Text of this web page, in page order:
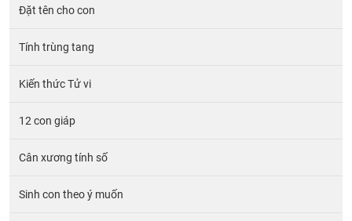
Đặt tên cho con
Tính trùng tang
Kiến thức Tử vi
12 con giáp
Cân xương tính số
Sinh con theo ý muốn